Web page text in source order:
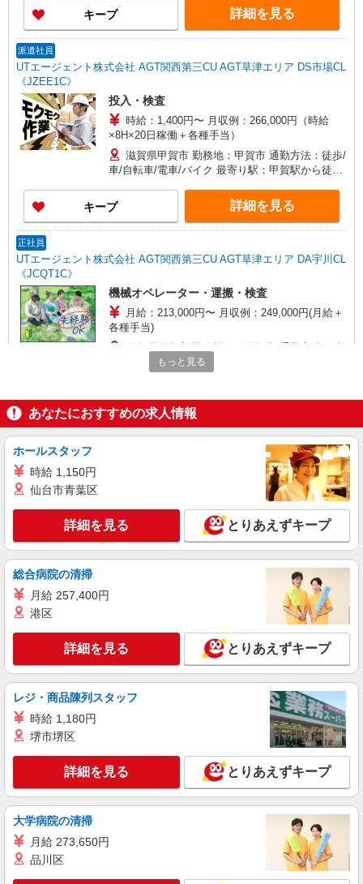
キープ 詳細を見る
派遣社員
UTエージェント株式会社 AGT関西第三CU AGT草津エリア DS市場CL
《JZEE1C》
投入・検査
時給：1,400円〜 月収例：266,000円（時給
×8H×20日稼働＋各種手当）
滋賀県甲賀市 勤務地：甲賀市 通勤方法：徒歩/
車/自転車/電車/バイク 最寄り駅：甲賀駅から徒歩
キープ 詳細を見る
正社員
UTエージェント株式会社 AGT関西第三CU AGT草津エリア DA宇川CL
《JCQT1C》
機械オペレーター・運搬・検査
月給：213,000円〜 月収例：249,000円(月給＋
各種手当)
歩/自転車/バイク/車 最寄り駅：貴生川駅から車6
キープ 詳細を見る
派遣社員
UTエージェント株式会社 AGT関西第三CU AGT草津エリア AF甲南CL
《JOWC1-DC》
月給：230,000円〜 月収例：257,000円(月給＋
各種手当)
滋賀県甲賀市 勤務詳細：甲賀市 通勤方法：徒
歩/車/自転車/バイク 最寄り駅：寺庄駅から車6分
キープ 詳細を見る
株式会社綜合キャリアオプション（1314VJ0805G60★16-S-T2）
指示書通りにエンジンの組立＊手当合計最大
84万/日払いOK
時給1,500円〜1,875円 ※経験・能力による
※時間外・深夜手当含む 【月収例】28万2000円(7
時間35分×21日+残業・深夜手当)※寮費有料を選
キープ 詳細を見る
派遣社員
株式会社綜合キャリアオプション（1314VJ0805G61★28-S-T2）
建設キカイの組立て&色付け＊手当合計最大84
時給1,500円〜1,875円 ※経験・能力による
もっと見る
あなたにおすすめの求人情報
ホールスタッフ
時給 1,150円
仙台市青葉区
詳細を見る とりあえずキープ
総合病院の清掃
月給 257,400円
港区
詳細を見る とりあえずキープ
レジ・商品陳列スタッフ
時給 1,180円
堺市堺区
詳細を見る とりあえずキープ
大学病院の清掃
月給 273,650円
品川区